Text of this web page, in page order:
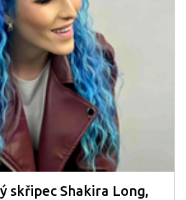
skřipec Shakira Long,